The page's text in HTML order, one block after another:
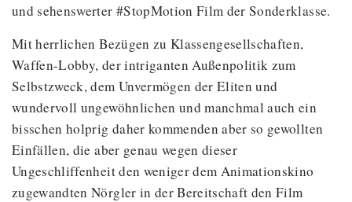
und sehenswerter #StopMotion Film der Sonderklasse.
Mit herrlichen Bezügen zu Klassengesellschaften,
Waffen-Lobby, der intriganten Außenpolitik zum
Selbstzweck, dem Unvermögen der Eliten und
wundervoll ungewöhnlichen und manchmal auch ein
bisschen holprig daher kommenden aber so gewollten
Einfällen, die aber genau wegen dieser
Ungeschliffenheit den weniger dem Animationskino
zugewandten Nörgler in der Bereitschaft den Film